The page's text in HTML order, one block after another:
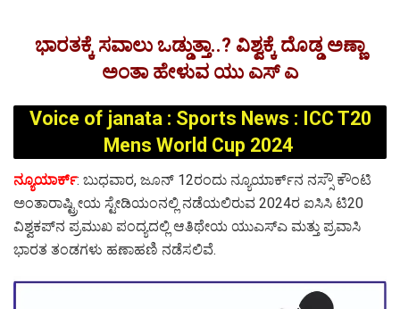
ಭಾರತಕ್ಕೆ ಸವಾಲು ಒಡ್ಡುತ್ತಾ..? ವಿಶ್ವಕ್ಕೆ ದೊಡ್ಡ ಅಣ್ಣಾ
ಅಂತಾ ಹೇಳುವ ಯು ಎಸ್ ಎ
Voice of janata : Sports News : ICC T20
Mens World Cup 2024
ನ್ಯೂಯಾರ್ಕ್: ಬುಧವಾರ, ಜೂನ್ 12ರಂದು ನ್ಯೂಯಾರ್ಕ್‌ನ ನಸ್ಸೌ ಕೌಂಟಿ
ಅಂತಾರಾಷ್ಟ್ರೀಯ ಸ್ಟೇಡಿಯಂನಲ್ಲಿ ನಡೆಯಲಿರುವ 2024ರ ಐಸಿಸಿ ಟಿ20
ವಿಶ್ವಕಪ್‌ನ ಪ್ರಮುಖ ಪಂದ್ಯದಲ್ಲಿ ಆತಿಥೇಯ ಯುಎಸ್ಎ ಮತ್ತು ಪ್ರವಾಸಿ
ಭಾರತ ತಂಡಗಳು ಹಣಾಹಣಿ ನಡೆಸಲಿವೆ.